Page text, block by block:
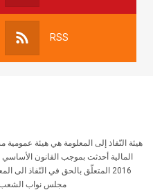
RSS
هيئة النّفاذ إلى المعلومة هي هيئة عمومية
2016 المتعلّق بالحق في النّفاذ
مجلس نواب الشعب في 18